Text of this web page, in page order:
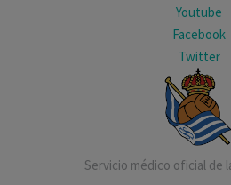
Youtube
Facebook
Twitter
Servicio médico oficial de